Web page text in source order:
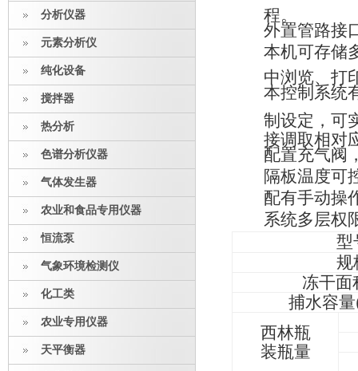
分析仪器
元素分析仪
纯化设备
搅拌器
热分析
色谱分析仪器
气体发生器
农业和食品专用仪器
恒流泵
气象环境检测仪
化工类
农业专用仪器
天平衡器
程。
外置管路接
本机可存储
中浏览、打
本控制系统
制设定，可
接调取相对
配置充气阀
隔板温度可
配有手动操
系统多层权
型
规
冻干面
捕水容量
西林瓶
装瓶量